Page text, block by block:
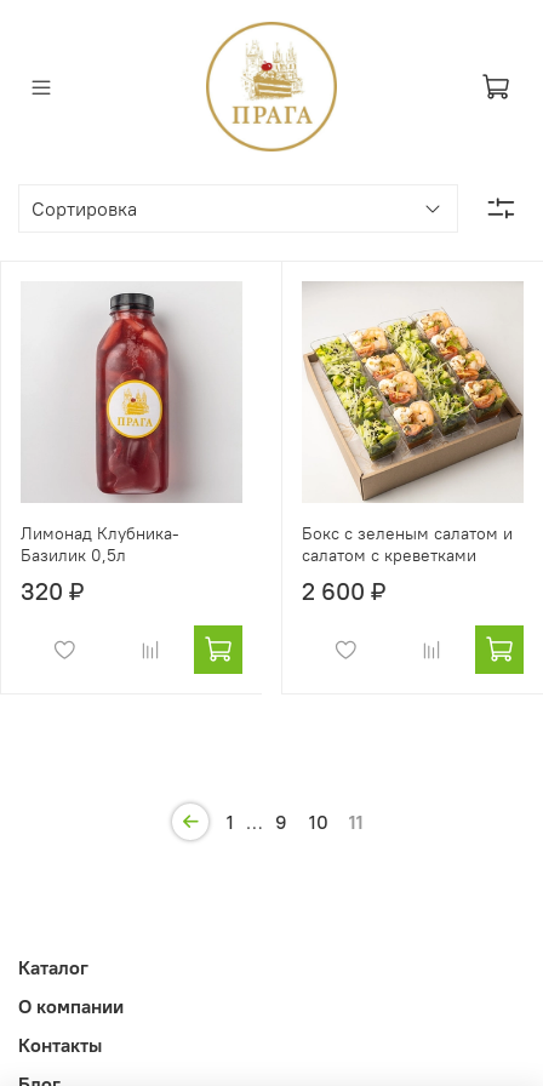
Лимонад Клубника-
Базилик 0,5л
320 ₽
Бокс с зеленым салатом и
салатом с креветками
2 600 ₽
1 … 9 10 11
Каталог
О компании
Контакты